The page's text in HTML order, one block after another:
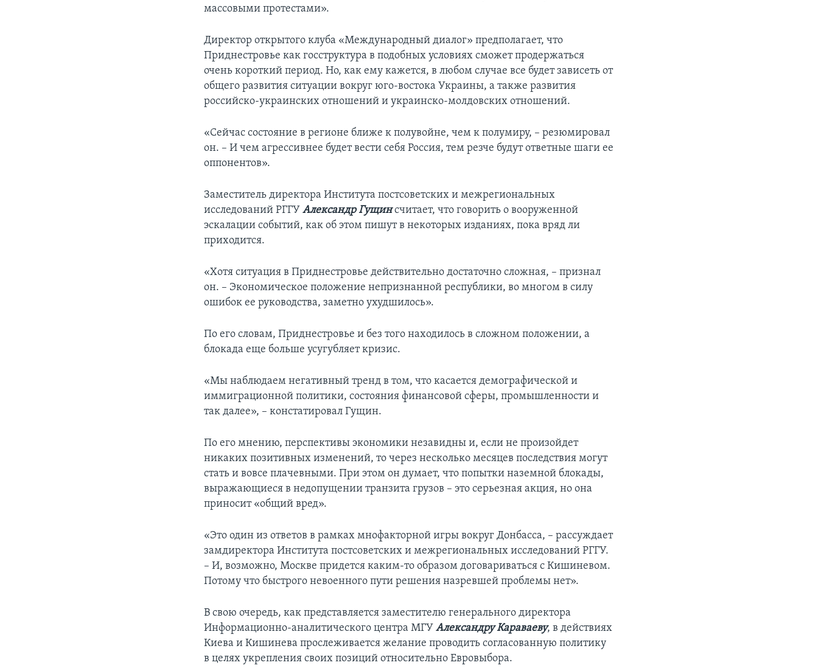
массовыми протестами».
Директор открытого клуба «Международный диалог» предполагает, что
Приднестровье как госструктура в подобных условиях сможет продержаться
очень короткий период. Но, как ему кажется, в любом случае все будет зависеть от
общего развития ситуации вокруг юго-востока Украины, а также развития
российско-украинских отношений и украинско-молдовских отношений.
«Сейчас состояние в регионе ближе к полувойне, чем к полумиру, – резюмировал
он. – И чем агрессивнее будет вести себя Россия, тем резче будут ответные шаги ее
оппонентов».
Заместитель директора Института постсоветских и межрегиональных
исследований РГГУАлександр Гущинсчитает, что говорить о вооруженной
эскалации событий, как об этом пишут в некоторых изданиях, пока вряд ли
приходится.
«Хотя ситуация в Приднестровье действительно достаточно сложная, – признал
он. – Экономическое положение непризнанной республики, во многом в силу
ошибок ее руководства, заметно ухудшилось».
По его словам, Приднестровье и без того находилось в сложном положении, а
блокада еще больше усугубляет кризис.
«Мы наблюдаем негативный тренд в том, что касается демографической и
иммиграционной политики, состояния финансовой сферы, промышленности и
так далее», – констатировал Гущин.
По его мнению, перспективы экономики незавидны и, если не произойдет
никаких позитивных изменений, то через несколько месяцев последствия могут
стать и вовсе плачевными. При этом он думает, что попытки наземной блокады,
выражающиеся в недопущении транзита грузов – это серьезная акция, но она
приносит «общий вред».
«Это один из ответов в рамках мнофакторной игры вокруг Донбасса, – рассуждает
замдиректора Института постсоветских и межрегиональных исследований РГГУ.
– И, возможно, Москве придется каким-то образом договариваться с Кишиневом.
Потому что быстрого невоенного пути решения назревшей проблемы нет».
В свою очередь, как представляется заместителю генерального директора
Информационно-аналитического центра МГУАлександру Караваеву, в действиях
Киева и Кишинева прослеживается желание проводить согласованную политику
в целях укрепления своих позиций относительно Евровыбора.